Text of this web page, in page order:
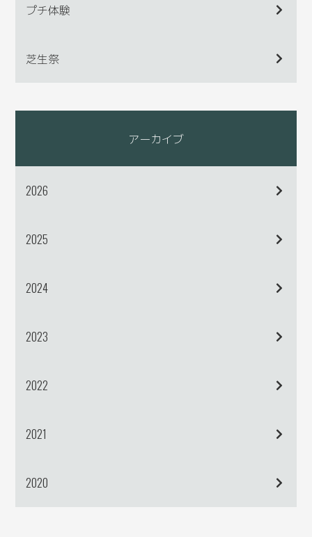
プチ体験
芝生祭
アーカイブ
2026
2025
2024
2023
2022
2021
2020